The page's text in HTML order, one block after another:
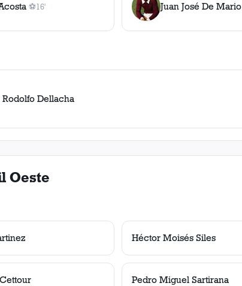
⚽
1gol
16' Juan José De Mario
Rodolfo Dellacha
Oeste
Héctor Moisés Siles
Pedro Miguel Sartirana